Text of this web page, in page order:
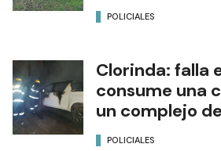
POLICIALES
Clorinda: falla
consume una
un complejo
POLICIALES